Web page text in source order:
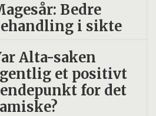
Bedre
i sikte
Alta-saken
et positivt
for det